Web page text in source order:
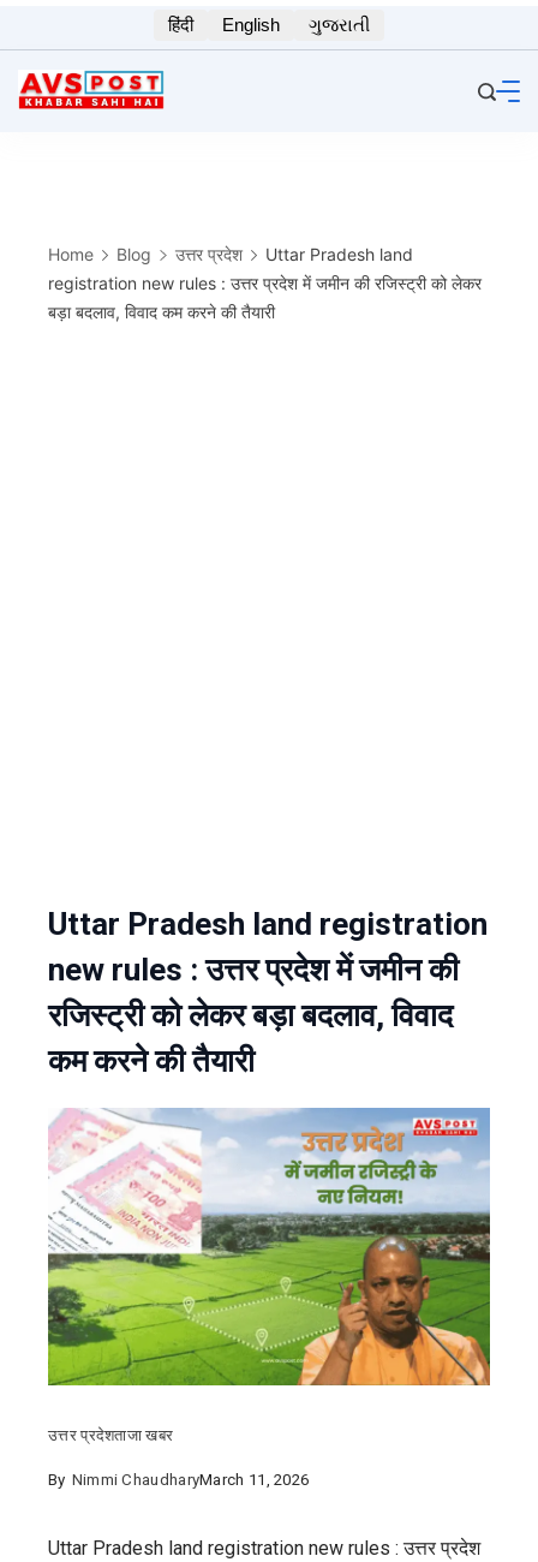
to
content
हिंदी English ગુજરાતી
Home Blog उत्तर प्रदेश
Uttar Pradesh land
registration new rules : उत्तर प्रदेश में जमीन की रजिस्ट्री को लेकर
बड़ा बदलाव, विवाद कम करने की तैयारी
Uttar Pradesh land registration
new rules : उत्तर प्रदेश में जमीन की
रजिस्ट्री को लेकर बड़ा बदलाव, विवाद
कम करने की तैयारी
उत्तर प्रदेशताजा खबर
By Nimmi ChaudharyMarch 11, 2026
Uttar Pradesh land registration new rules : उत्तर प्रदेश